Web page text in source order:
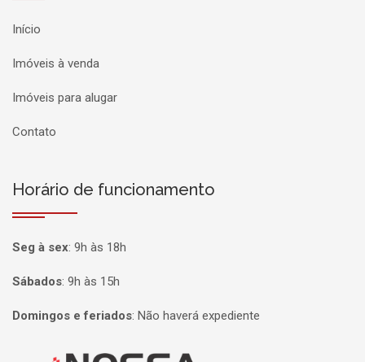
Início
Imóveis à venda
Imóveis para alugar
Contato
Horário de funcionamento
Seg à sex: 9h às 18h
Sábados: 9h às 15h
Domingos e feriados: Não haverá expediente